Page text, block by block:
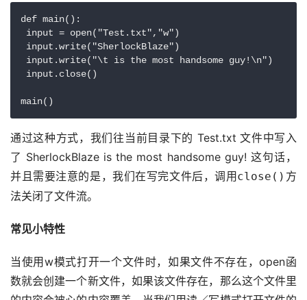
def main():
input = open("Test.txt","w")
input.write("SherlockBlaze")
input.write("\t is the most handsome guy!\n")
input.close()
main()
通过这种方式，我们往当前目录下的 Test.txt 文件中写入
了 SherlockBlaze is the most handsome guy! 这句话，
并且需要注意的是，我们在写完文件后，调用 close() 方
法关闭了文件流。
常见小特性
当使用w模式打开一个文件时，如果文件不存在，open函
数就会创建一个新文件，如果该文件存在，那么这个文件里